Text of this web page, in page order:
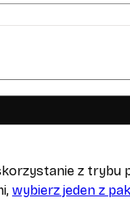
z
wybierz jeden z